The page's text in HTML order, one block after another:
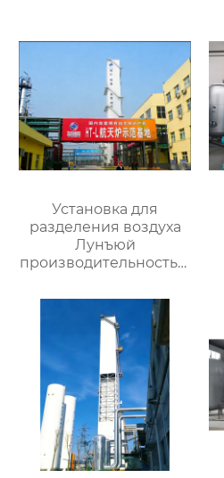
Установка для
разделения воздуха
Лунъюй
производительностью